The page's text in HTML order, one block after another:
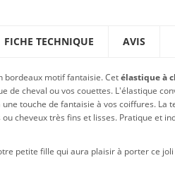
FICHE TECHNIQUE AVIS
bordeaux motif fantaisie. Cetélastique à
de cheval ou vos couettes. L'élastique
touche de fantaisie à vos coiffures.
cheveux très fins et lisses. Pratique et
petite fille qui aura plaisir à porter ce